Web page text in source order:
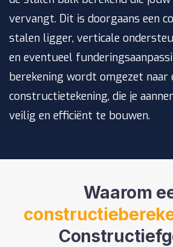
vervangt. Dit is doorgaans een
stalen ligger, verticale
en eventueel
berekening wordt omgezet naar
constructietekening, die je
veilig en efficiënt te bouwen.
Waarom